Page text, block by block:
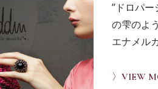
”ドロパ
の雫のよ
エナメル
〉VIEW